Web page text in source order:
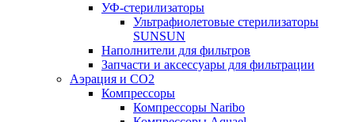
УФ-стерилизаторы
Ультрафиолетовые стерилизаторы
SUNSUN
Наполнители для фильтров
Запчасти и аксессуары для фильтрации
Аэрация и CO2
Компрессоры
Компрессоры Naribo